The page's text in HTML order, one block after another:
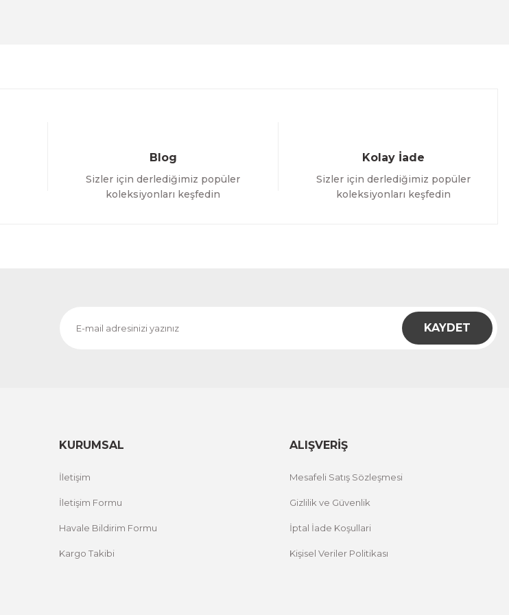
Blog
Sizler için derlediğimiz popüler
koleksiyonları keşfedin
Kolay İade
Sizler için derlediğimiz popüler
koleksiyonları keşfedin
KAYDET
KURUMSAL
İletişim
İletişim Formu
Havale Bildirim Formu
Kargo Takibi
ALIŞVERİŞ
Mesafeli Satış Sözleşmesi
Gizlilik ve Güvenlik
İptal İade Koşullari
Kişisel Veriler Politikası